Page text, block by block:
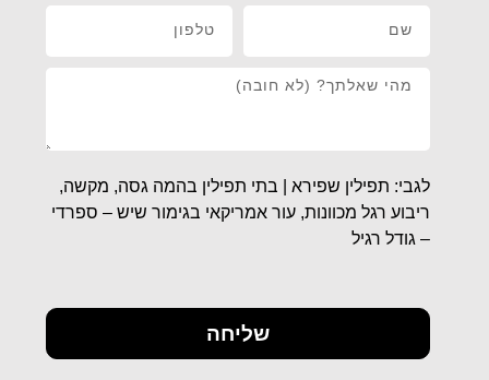
לגבי: תפילין שפירא | בתי תפילין בהמה גסה, מקשה,
ריבוע רגל מכוונות, עור אמריקאי בגימור שיש – ספרדי
– גודל רגיל
שליחה